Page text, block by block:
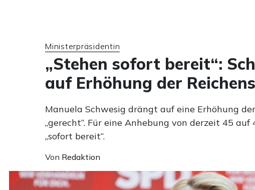
Ministerpräsidentin
„Stehen sofort bereit“:
auf Erhöhung der
Manuela Schwesig drängt auf eine Erhöhung
„gerecht“. Für eine Anhebung von derzeit 45
„sofort bereit“.
Von Redaktion